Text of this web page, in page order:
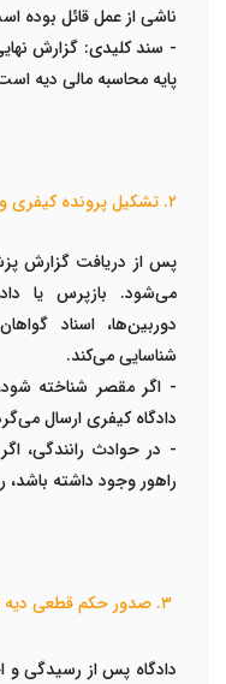
ناشی از عمل قائل بوده
- سند کلیدی: گزارش
پایه محاسبه مالی دیه
۲. تشکیل پرونده کیفری و تعقیب مجرم
پس از دریافت گزارش
می‌شود. بازپرس یا
دوربین‌ها، اسناد
شناسایی می‌کند.
- اگر مقصر شناخته
دادگاه کیفریارسال
- در حوادث رانندگی،
راهور وجود داشته
دادگاه پس از رسیدگی و